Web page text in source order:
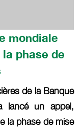
mondiale
phase de
de la Banque
lancé un appel,
la phase de mise